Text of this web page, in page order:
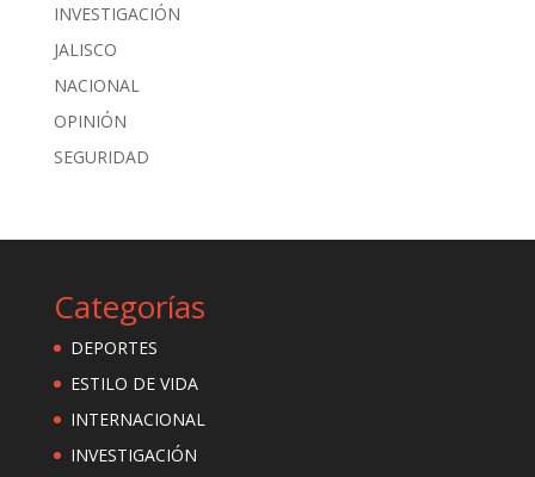
INVESTIGACIÓN
JALISCO
NACIONAL
OPINIÓN
SEGURIDAD
Categorías
DEPORTES
ESTILO DE VIDA
INTERNACIONAL
INVESTIGACIÓN